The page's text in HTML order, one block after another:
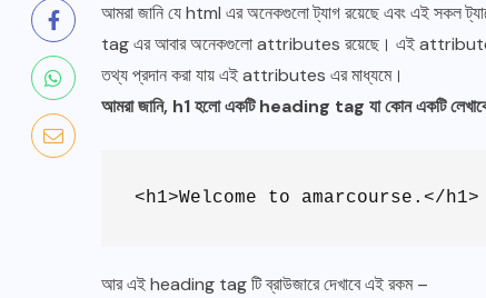
আমরা জানি যে html এর অনেকগুলো ট্যাগ রয়েছে এবং এই সকল
tag এর আবার অনেকগুলো attributes রয়েছে। এই attributes
তথ্য প্রদান করা যায় এই attributes এর মাধ্যমে।
আমরা জানি, h1 হলো একটি heading tag যা কোন একটি
<h1>Welcome to amarcourse.</h1>
আর এই heading tag টি ব্রাউজারে দেখাবে এই রকম –